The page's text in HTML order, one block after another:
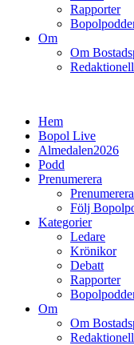
Rapporter
Om
Om
Hem
Bopol Live
Almedalen2026
Podd
Prenumerera
Följ
Kategorier
Ledare
Krönikor
Debatt
Rapporter
Om
Om